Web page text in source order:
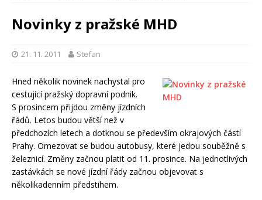
Novinky z pražské MHD
21. 11. 2011 Stefan
Hned několik novinek nachystal pro
cestující pražský dopravní podnik.
S prosincem přijdou změny jízdních
řádů. Letos budou větší než v
předchozích letech a dotknou se především okrajových částí
Prahy. Omezovat se budou autobusy, které jedou souběžně s
železnicí. Změny začnou platit od 11. prosince. Na jednotlivých
zastávkách se nové jízdní řády začnou objevovat s
několikadenním předstihem.